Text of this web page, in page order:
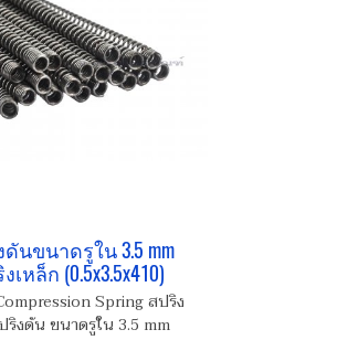
นขนาดรูใน 3.5 mm
เหล็ก (0.5x3.5x410)
Spring สปริง
ริงดัน ขนาดรูใน 3.5 mm